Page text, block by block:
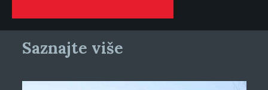
Saznajte više